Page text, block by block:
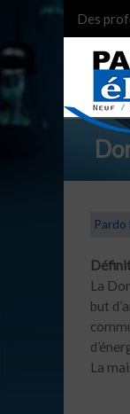
Des
Pardo
La
but
La